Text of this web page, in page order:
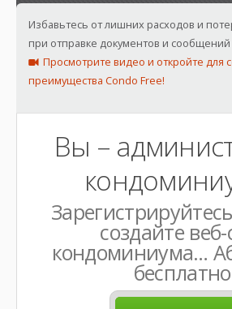
Избавьтесь от лишних расходов и
при отправке документов и
Просмотрите видео и откройте для
преимущества Condo Free!
Вы –
создайте
кондоминиума…